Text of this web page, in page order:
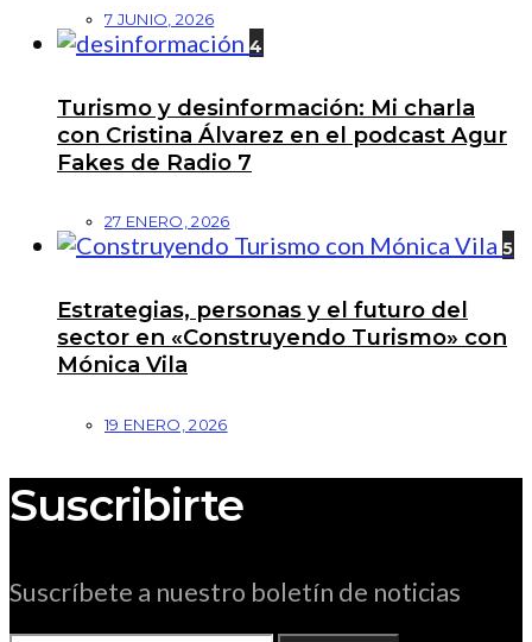
7 JUNIO, 2026
4
Turismo y desinformación: Mi charla
con Cristina Álvarez en el podcast Agur
Fakes de Radio 7
27 ENERO, 2026
5
Estrategias, personas y el futuro del
sector en «Construyendo Turismo» con
Mónica Vila
19 ENERO, 2026
Suscribirte
Suscríbete a nuestro boletín de noticias